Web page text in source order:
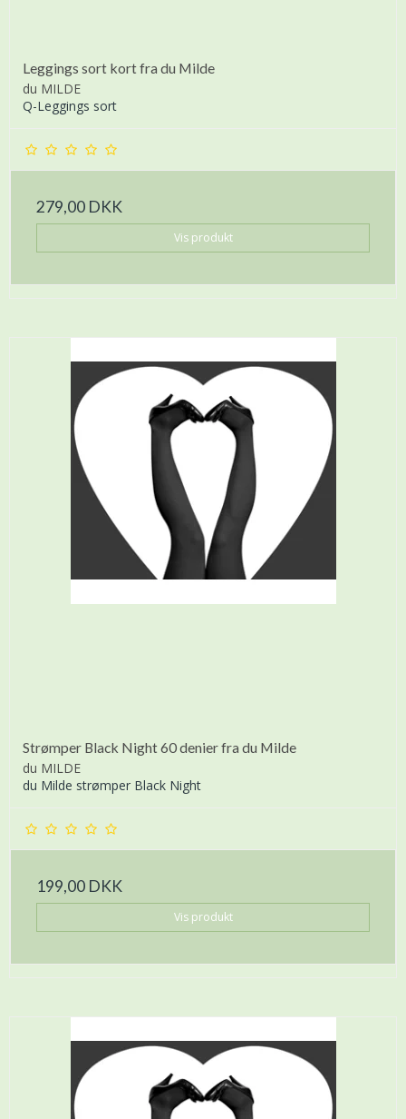
Leggings sort kort fra du Milde
du MILDE
Q-Leggings sort
279,00 DKK
Vis produkt
Strømper Black Night 60 denier fra du Milde
du MILDE
du Milde strømper Black Night
199,00 DKK
Vis produkt